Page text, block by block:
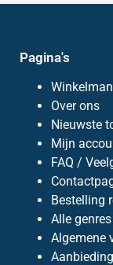
Pagina's
Over ons
Nieuwste
Mijn
FAQ /
Bestelling
Alle genres
Algemene